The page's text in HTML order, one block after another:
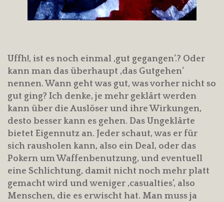
Uffh!, ist es noch einmal ‚gut gegangen‘.? Oder
kann man das überhaupt ‚das Gutgehen‘
nennen. Wann geht was gut, was vorher nicht so
gut ging? Ich denke, je mehr geklärt werden
kann über die Auslöser und ihre Wirkungen,
desto besser kann es gehen. Das Ungeklärte
bietet Eigennutz an. Jeder schaut, was er für
sich rausholen kann, also ein Deal, oder das
Pokern um Waffenbenutzung, und eventuell
eine Schlichtung, damit nicht noch mehr platt
gemacht wird und weniger ‚casualties‘, also
Menschen, die es erwischt hat. Man muss ja